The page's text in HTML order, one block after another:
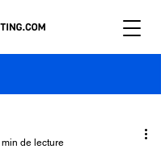
min de lecture